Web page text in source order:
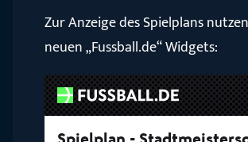
Zur Anzeige des Spielplans
neuen „Fussball.de“ Widgets: